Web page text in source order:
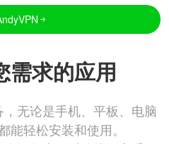
需求的应用
无论是手机、平板、电脑
能轻松安装和使用。